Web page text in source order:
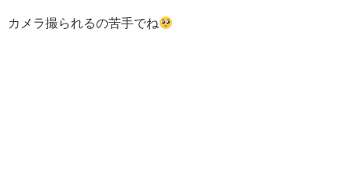
カメラ撮られるの苦手でね